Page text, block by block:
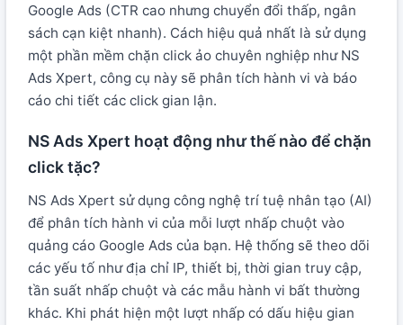
Google Ads (CTR cao nhưng chuyển đổi thấp, ngân
sách cạn kiệt nhanh). Cách hiệu quả nhất là sử dụng
một phần mềm chặn click ảo chuyên nghiệp như NS
Ads Xpert, công cụ này sẽ phân tích hành vi và báo
cáo chi tiết các click gian lận.
NS Ads Xpert hoạt động như thế nào để chặn
click tặc?
NS Ads Xpert sử dụng công nghệ trí tuệ nhân tạo (AI)
để phân tích hành vi của mỗi lượt nhấp chuột vào
quảng cáo Google Ads của bạn. Hệ thống sẽ theo dõi
các yếu tố như địa chỉ IP, thiết bị, thời gian truy cập,
tần suất nhấp chuột và các mẫu hành vi bất thường
khác. Khi phát hiện một lượt nhấp có dấu hiệu gian